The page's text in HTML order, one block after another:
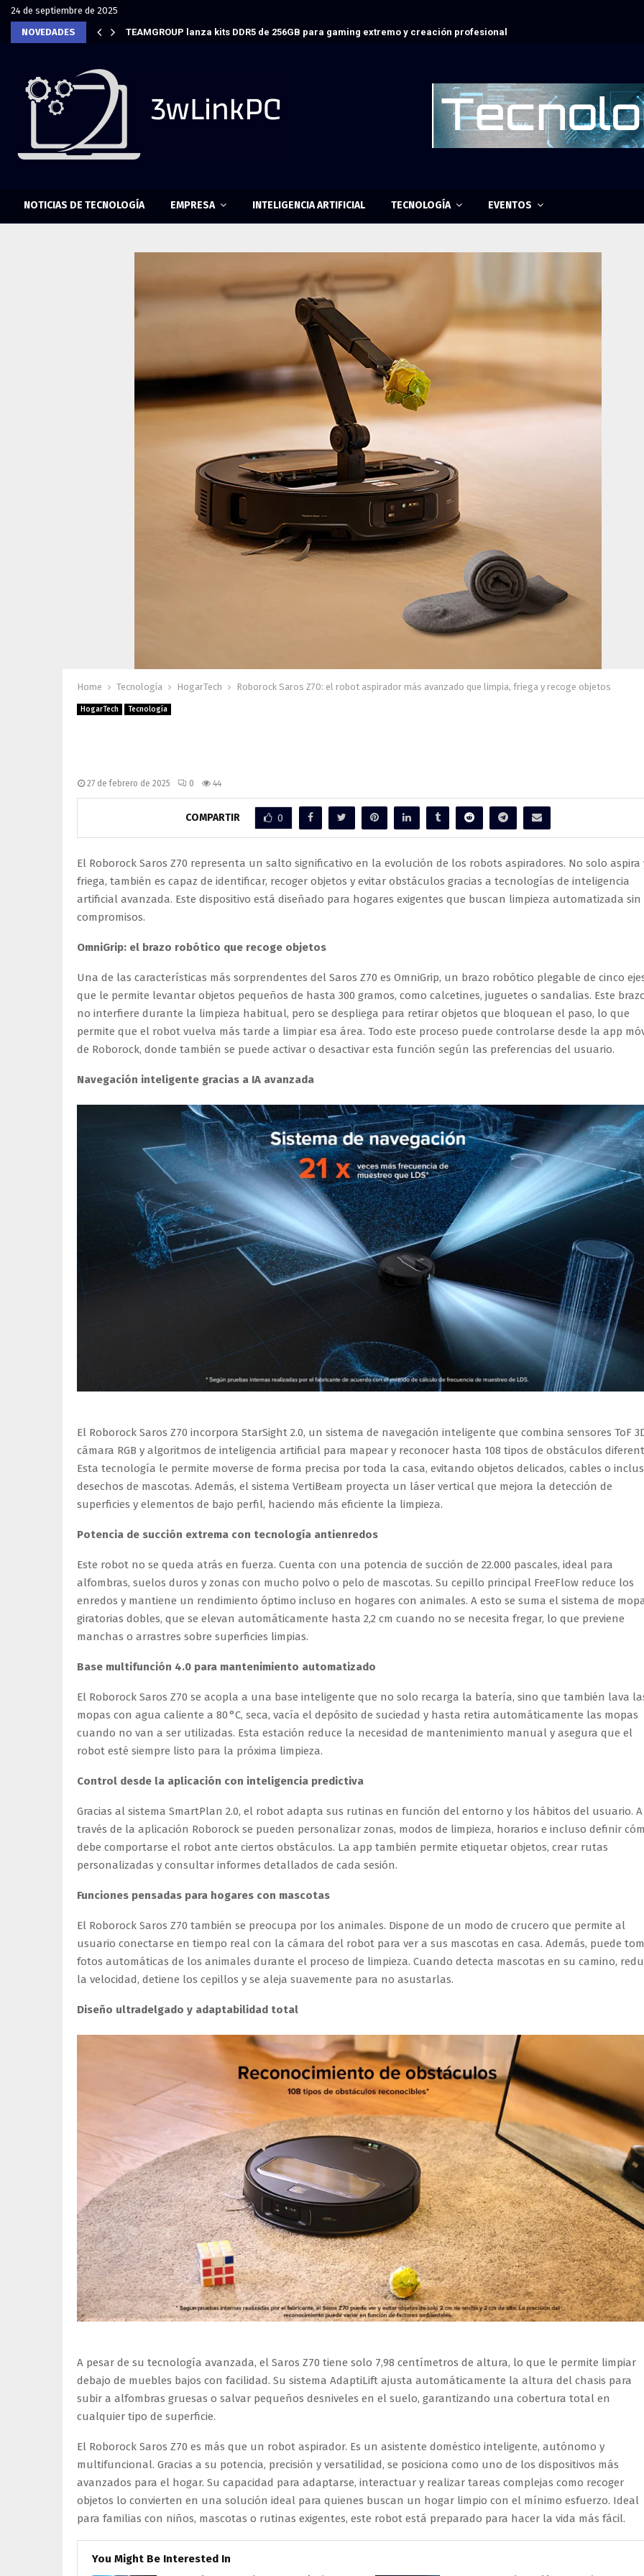
24 de septiembre de 2025
NOVEDADES
TEAMGROUP lanza kits DDR5 de 256GB para gaming extremo y creación profesional
NOTICIAS DE TECNOLOGÍA EMPRESA INTELIGENCIA ARTIFICIAL TECNOLOGÍA EVENTOS
Home Tecnología HogarTech Roborock Saros Z70: el robot aspirador más avanzado que limpia, friega y recoge objetos
HogarTech Tecnología
27 de febrero de 2025 0 44
COMPARTIR 0
El Roborock Saros Z70 representa un salto significativo en la evolución de los robots aspiradores. No solo aspira
friega, también es capaz de identificar, recoger objetos y evitar obstáculos gracias a tecnologías de inteligencia
artificial avanzada. Este dispositivo está diseñado para hogares exigentes que buscan limpieza automatizada sin
compromisos.
OmniGrip: el brazo robótico que recoge objetos
Una de las características más sorprendentes del Saros Z70 es OmniGrip, un brazo robótico plegable de cinco
que le permite levantar objetos pequeños de hasta 300 gramos, como calcetines, juguetes o sandalias. Este
no interfiere durante la limpieza habitual, pero se despliega para retirar objetos que bloquean el paso, lo que
permite que el robot vuelva más tarde a limpiar esa área. Todo este proceso puede controlarse desde la app
de Roborock, donde también se puede activar o desactivar esta función según las preferencias del usuario.
Navegación inteligente gracias a IA avanzada
El Roborock Saros Z70 incorpora StarSight 2.0, un sistema de navegación inteligente que combina sensores ToF
cámara RGB y algoritmos de inteligencia artificial para mapear y reconocer hasta 108 tipos de obstáculos
Esta tecnología le permite moverse de forma precisa por toda la casa, evitando objetos delicados, cables o
desechos de mascotas. Además, el sistema VertiBeam proyecta un láser vertical que mejora la detección de
superficies y elementos de bajo perfil, haciendo más eficiente la limpieza.
Potencia de succión extrema con tecnología antienredos
Este robot no se queda atrás en fuerza. Cuenta con una potencia de succión de 22.000 pascales, ideal para
alfombras, suelos duros y zonas con mucho polvo o pelo de mascotas. Su cepillo principal FreeFlow reduce los
enredos y mantiene un rendimiento óptimo incluso en hogares con animales. A esto se suma el sistema de
giratorias dobles, que se elevan automáticamente hasta 2,2 cm cuando no se necesita fregar, lo que previene
manchas o arrastres sobre superficies limpias.
Base multifunción 4.0 para mantenimiento automatizado
El Roborock Saros Z70 se acopla a una base inteligente que no solo recarga la batería, sino que también lava
mopas con agua caliente a 80 °C, seca, vacía el depósito de suciedad y hasta retira automáticamente las mopas
cuando no van a ser utilizadas. Esta estación reduce la necesidad de mantenimiento manual y asegura que el
robot esté siempre listo para la próxima limpieza.
Control desde la aplicación con inteligencia predictiva
Gracias al sistema SmartPlan 2.0, el robot adapta sus rutinas en función del entorno y los hábitos del usuario. A
través de la aplicación Roborock se pueden personalizar zonas, modos de limpieza, horarios e incluso definir
debe comportarse el robot ante ciertos obstáculos. La app también permite etiquetar objetos, crear rutas
personalizadas y consultar informes detallados de cada sesión.
Funciones pensadas para hogares con mascotas
El Roborock Saros Z70 también se preocupa por los animales. Dispone de un modo de crucero que permite al
usuario conectarse en tiempo real con la cámara del robot para ver a sus mascotas en casa. Además, puede
fotos automáticas de los animales durante el proceso de limpieza. Cuando detecta mascotas en su camino,
la velocidad, detiene los cepillos y se aleja suavemente para no asustarlas.
Diseño ultradelgado y adaptabilidad total
A pesar de su tecnología avanzada, el Saros Z70 tiene solo 7,98 centímetros de altura, lo que le permite limpiar
debajo de muebles bajos con facilidad. Su sistema AdaptiLift ajusta automáticamente la altura del chasis para
subir a alfombras gruesas o salvar pequeños desniveles en el suelo, garantizando una cobertura total en
cualquier tipo de superficie.
El Roborock Saros Z70 es más que un robot aspirador. Es un asistente doméstico inteligente, autónomo y
multifuncional. Gracias a su potencia, precisión y versatilidad, se posiciona como uno de los dispositivos más
avanzados para el hogar. Su capacidad para adaptarse, interactuar y realizar tareas complejas como recoger
objetos lo convierten en una solución ideal para quienes buscan un hogar limpio con el mínimo esfuerzo. Ideal
para familias con niños, mascotas o rutinas exigentes, este robot está preparado para hacer la vida más fácil.
You Might Be Interested In